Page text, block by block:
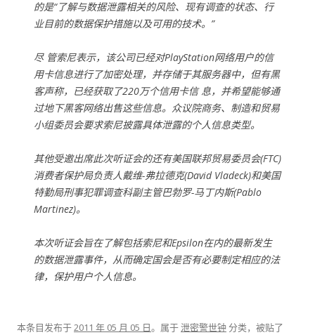
的是“了解与数据泄露相关的风险、现有调查的状态、行
业目前的数据保护措施以及可用的技术。”
尽 管索尼表示，该公司已经对PlayStation网络用户的信
用卡信息进行了加密处理，并存储于其服务器中，但有黑
客声称，已经获取了220万个信用卡信 息，并希望能够通
过地下黑客网络出售这些信息。众议院商务、制造和贸易
小组委员会要求索尼披露具体泄露的个人信息类型。
其他受邀出席此次听证会的还有美国联邦贸易委员会(FTC)
消费者保护局负责人戴维-弗拉德克(David Vladeck)和美国
特勤局刑事犯罪调查科副主管巴勃罗-马丁内斯(Pablo
Martinez)。
本次听证会旨在了解包括索尼和Epsilon在内的最新发生
的数据泄露事件，从而确定国会是否有必要制定相应的法
律，保护用户个人信息。
本条目发布于2011 年 05 月 05 日。属于泄密警世钟 分类，被贴了